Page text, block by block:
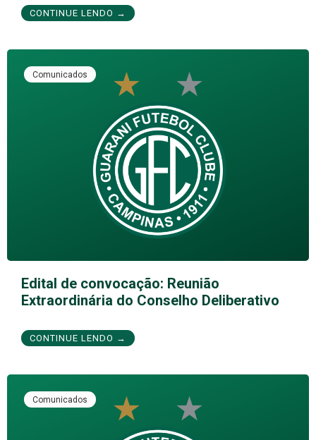
CONTINUE LENDO →
Comunicados
Edital de convocação: Reunião
Extraordinária do Conselho Deliberativo
CONTINUE LENDO →
Comunicados